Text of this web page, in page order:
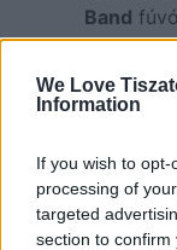
We Love
Information
If you wish to
processing of
targeted
section to
Band
strandot
hangulat
Mordon
zenei ízt
Akár a